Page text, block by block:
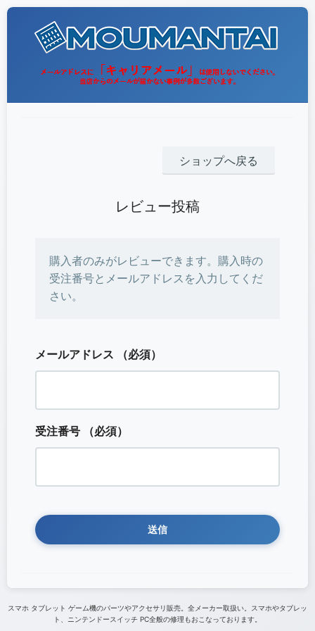
ショップへ戻る
レビュー投稿
購入者のみがレビューできます。購入時の
受注番号とメールアドレスを入力してくだ
さい。
メールアドレス （必須）
受注番号 （必須）
スマホ タブレット ゲーム機のパーツやアクセサリ販売。全メーカー取扱い。スマホやタブレッ
ト、ニンテンドースイッチ PC全般の修理もおこなっております。